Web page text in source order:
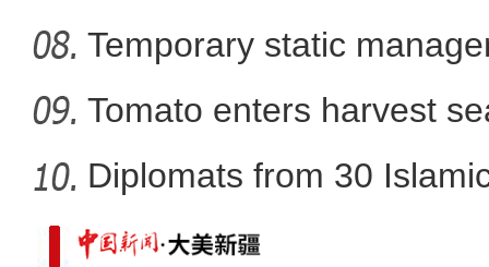
Temporary static
parts
Tomato enters harvest
Diplomats from 30